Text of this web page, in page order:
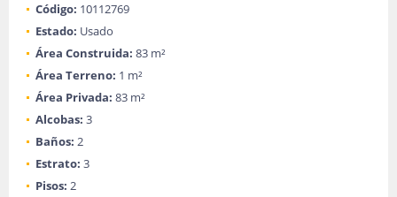
Código: 10112769
Estado: Usado
Área Construida: 83 m²
Área Terreno: 1 m²
Área Privada: 83 m²
Alcobas: 3
Baños: 2
Estrato: 3
Pisos: 2